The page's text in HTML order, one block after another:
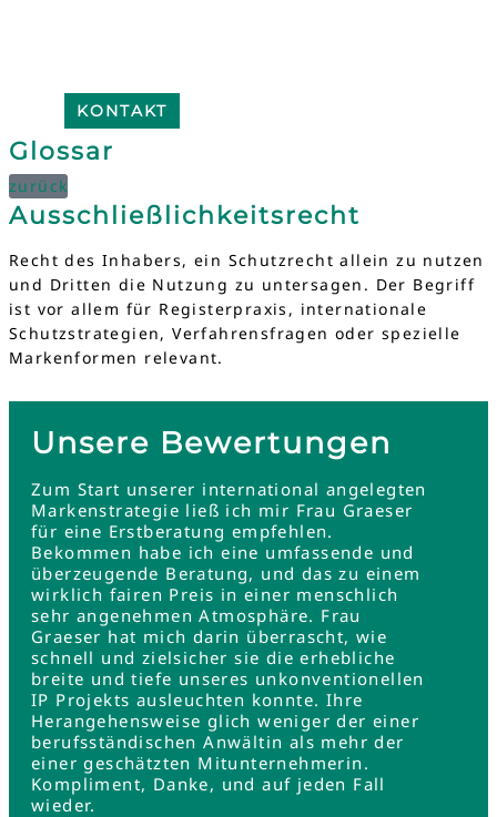
KONTAKT
Glossar
zurück
Ausschließlichkeitsrecht
Recht des Inhabers, ein Schutzrecht allein zu nutzen
und Dritten die Nutzung zu untersagen. Der Begriff
ist vor allem für Registerpraxis, internationale
Schutzstrategien, Verfahrensfragen oder spezielle
Markenformen relevant.
Unsere Bewertungen
Zum Start unserer international angelegten
Markenstrategie ließ ich mir Frau Graeser
für eine Erstberatung empfehlen.
Bekommen habe ich eine umfassende und
überzeugende Beratung, und das zu einem
wirklich fairen Preis in einer menschlich
sehr angenehmen Atmosphäre. Frau
Graeser hat mich darin überrascht, wie
schnell und zielsicher sie die erhebliche
breite und tiefe unseres unkonventionellen
IP Projekts ausleuchten konnte. Ihre
Herangehensweise glich weniger der einer
berufsständischen Anwältin als mehr der
einer geschätzten Mitunternehmerin.
Kompliment, Danke, und auf jeden Fall
wieder.